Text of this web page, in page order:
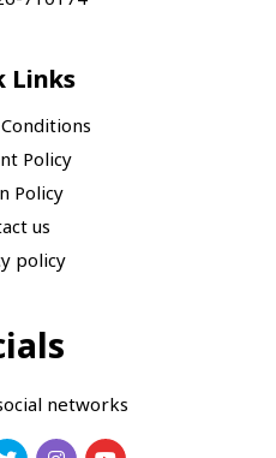
Links
Policy
Policy
us
policy
networks